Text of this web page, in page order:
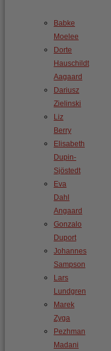
Babke
Moelee
Dorte
Hauschildt
Aagaard
Dariusz
Zielinski
Liz
Berry
Elisabeth
Dupin-
Sjöstedt
Eva
Dahl
Angaard
Gonzalo
Duport
Johannes
Sampson
Lars
Lundgren
Marek
Zyga
Pezhman
Madani